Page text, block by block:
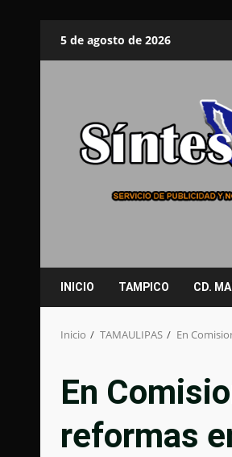
5 de agosto de 2026
INICIO TAMPICO CD.
Inicio TAMAULIPAS En
En
reformas